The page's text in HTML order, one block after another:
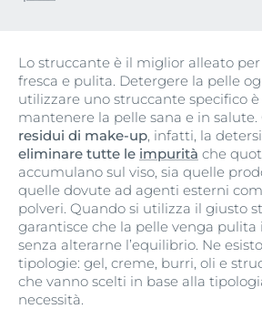
Lo struccante è il miglior alleato
fresca e pulita. Detergere la pelle
utilizzare uno struccante specifico
mantenere la pelle sana e in salute.
residui di make-up, infatti, la
eliminare tutte le impurità che
accumulano sul viso, sia quelle
quelle dovute ad agenti esterni
polveri. Quando si utilizza il giusto
garantisce che la pelle venga
senza alterarne l’equilibrio. Ne
tipologie: gel, creme, burri, oli e
che vanno scelti in base alla
necessità.